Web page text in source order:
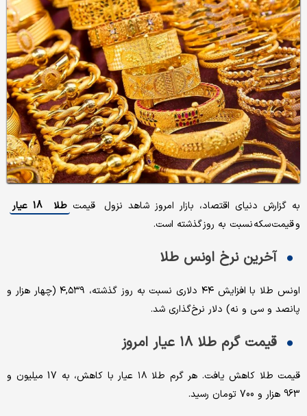
به گزارش دنیای اقتصاد، بازار امروز شاهد نزول قیمت طلا 18 عیار
و قیمت سکه نسبت به روز گذشته است.
آخرین نرخ اونس طلا
اونس طلا با افزایش ۴۴ دلاری نسبت به روز گذشته، ۴,۵۳۹ (چهار هزار و
پانصد و سی و نه) دلار نرخ‌گذاری شد.
قیمت گرم طلا ۱۸ عیار امروز
قیمت طلا کاهش یافت. هر گرم طلا ۱۸ عیار با کاهش، به 17 میلیون و
963 هزار و 700 تومان رسید.